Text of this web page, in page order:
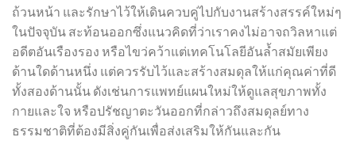
ถ้วนหน้า และรักษาไว้ให้เดินควบคู่ไปกับงานสร้างสรรค์ใหม่ๆ
ในปัจจุบัน สะท้อนออกซึ่งแนวคิดที่ว่าเราคงไม่อาจถวิลหาแต่
อดีตอันเรืองรอง หรือไขว่คว้าแต่เทคโนโลยีอันล้ำสมัยเพียง
ด้านใดด้านหนึ่ง แต่ควรรับไว้และสร้างสมดุลให้แก่คุณค่าที่ดี
ทั้งสองด้านนั้น ดังเช่นการแพทย์แผนใหม่ให้ดูแลสุขภาพทั้ง
กายและใจ หรือปรัชญาตะวันออกที่กล่าวถึงสมดุลย์ทาง
ธรรมชาติที่ต้องมีสิ่งคู่กันเพื่อส่งเสริมให้กันและกัน